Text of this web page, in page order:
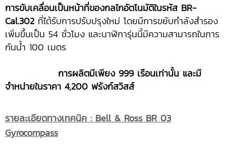
การขับเคลื่อนเป็นหน้าที่ของกลไกอัตโนมัติในรหัส BR-
Cal.302 ที่ได้รับการปรับปรุงใหม่ โดยมีการขยับกำลังสำรอง
เพิ่มขึ้นเป็น 54 ชั่วโมง และนาฬิการุ่นนี้มีความสามารถในการ
กันน้ำ 100 เมตร
การผลิตมีเพียง 999 เรือนเท่านั้น และมี
จำหน่ายในราคา 4,200 ฟรังก์สวิสส์
รายละเอียดทางเทคนิค : Bell & Ross BR 03
Gyrocompass